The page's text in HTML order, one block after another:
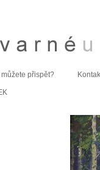
přispět?